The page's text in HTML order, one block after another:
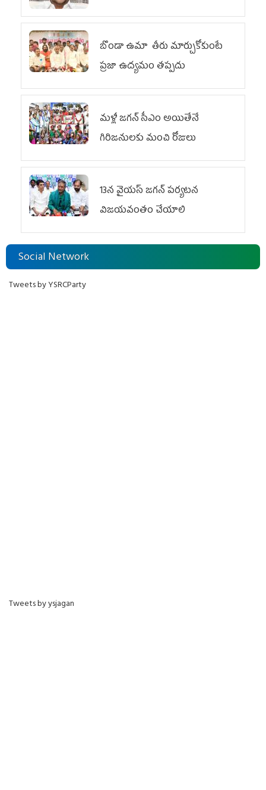
బొండా ఉమా తీరు మార్చుకోకుంటే
ప్రజా ఉద్యమం తప్పదు
మళ్లీ జగన్ సీఎం అయితేనే
గిరిజనులకు మంచి రోజులు
13న వైయస్‌ జగన్‌ పర్యటన
విజయవంతం చేయాలి
Social Network
Tweets by YSRCParty
Tweets by ysjagan